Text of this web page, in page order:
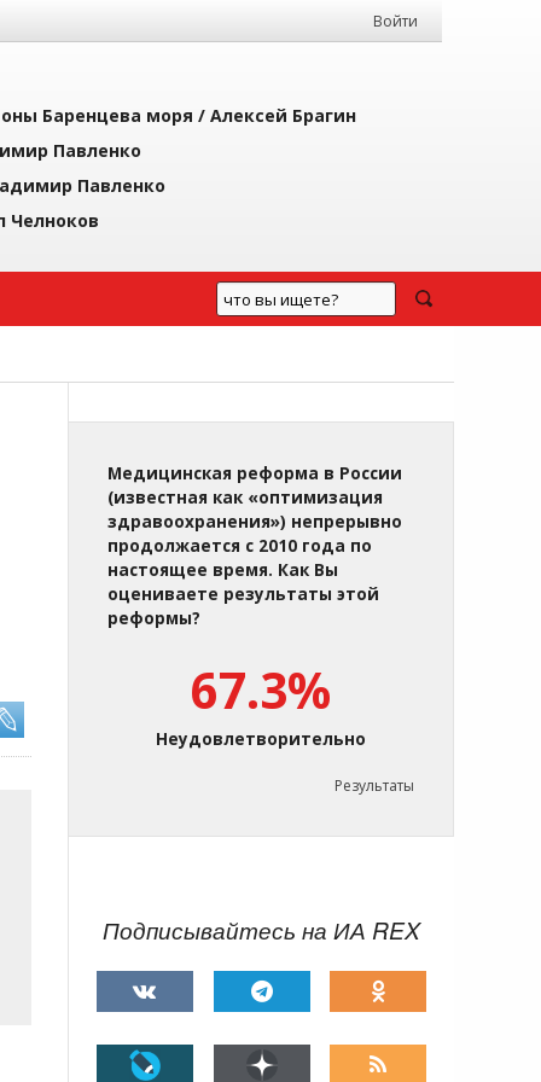
Войти
Баренцева моря / Алексей Брагин
Павленко
Павленко
Челноков
Медицинская реформа в России
(известная как «оптимизация
здравоохранения») непрерывно
продолжается с 2010 года по
настоящее время. Как Вы
оцениваете результаты этой
реформы?
67.3%
Неудовлетворительно
Результаты
Подписывайтесь на ИА REX